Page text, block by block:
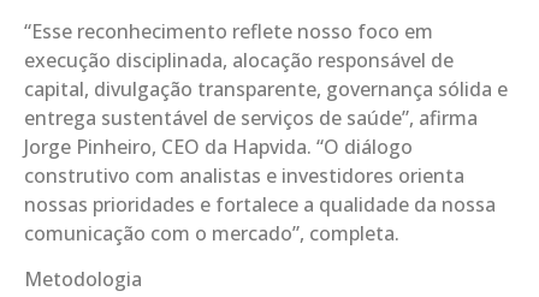
“Esse reconhecimento reflete nosso foco em
execução disciplinada, alocação responsável de
capital, divulgação transparente, governança sólida e
entrega sustentável de serviços de saúde”, afirma
Jorge Pinheiro, CEO da Hapvida. “O diálogo
construtivo com analistas e investidores orienta
nossas prioridades e fortalece a qualidade da nossa
comunicação com o mercado”, completa.
Metodologia